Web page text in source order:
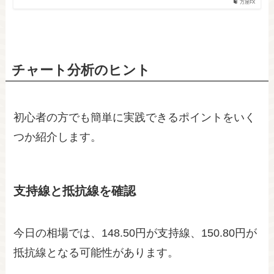
万屋FX
チャート分析のヒント
初心者の方でも簡単に実践できるポイントをいく
つか紹介します。
支持線と抵抗線を確認
今日の相場では、148.50円が支持線、150.80円が
抵抗線となる可能性があります。